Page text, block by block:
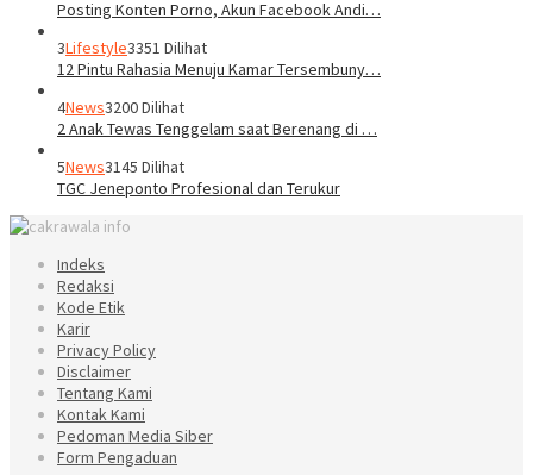
Posting Konten Porno, Akun Facebook Andi…
3Lifestyle3351 Dilihat
12 Pintu Rahasia Menuju Kamar Tersembuny…
4News3200 Dilihat
2 Anak Tewas Tenggelam saat Berenang di …
5News3145 Dilihat
TGC Jeneponto Profesional dan Terukur
Indeks
Redaksi
Kode Etik
Karir
Privacy Policy
Disclaimer
Tentang Kami
Kontak Kami
Pedoman Media Siber
Form Pengaduan